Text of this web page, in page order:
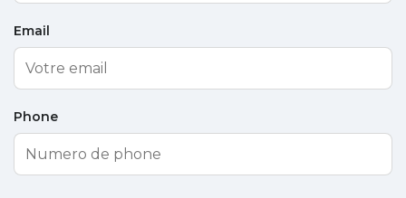
Email
Phone